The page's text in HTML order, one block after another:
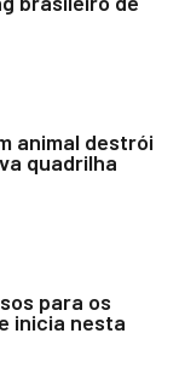
animal destrói
quadrilha
para os
inicia nesta